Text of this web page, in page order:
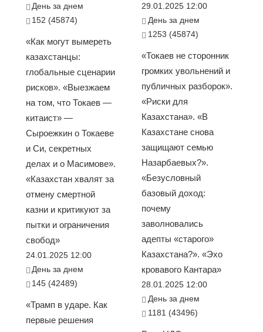
День за днем
152 (45874)
«Как могут вымереть
казахстанцы:
глобальные сценарии
рисков». «Выезжаем
на том, что Токаев —
китаист» —
Сыроежкин о Токаеве
и Си, секретных
делах и о Масимове».
«Казахстан хвалят за
отмену смертной
казни и критикуют за
пытки и ограничения
свобод»
24.01.2025 12:00
День за днем
145 (42489)
«Трамп в ударе. Как
первые решения
29.01.2025 12:00
День за днем
1253 (45874)
«Токаев не сторонник
громких увольнений и
публичных разборок».
«Риски для
Казахстана». «В
Казахстане снова
защищают семью
Назарбаевых?».
«Безусловный
базовый доход:
почему
заволновались
адепты «старого»
Казахстана?». «Эхо
кровавого Кантара»
28.01.2025 12:00
День за днем
1181 (43496)